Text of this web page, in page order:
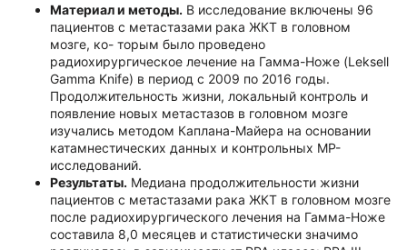
Материал и методы. В исследование включены 96
пациентов с метастазами рака ЖКТ в головном
мозге, ко- торым было проведено
радиохирургическое лечение на Гамма-Ноже (Leksell
Gamma Knife) в период с 2009 по 2016 годы.
Продолжительность жизни, локальный контроль и
появление новых метастазов в головном мозге
изучались методом Каплана-Майера на основании
катамнестических данных и контрольных МР-
исследований.
Результаты. Медиана продолжительности жизни
пациентов с метастазами рака ЖКТ в головном мозге
после радиохирургического лечения на Гамма-Ноже
составила 8,0 месяцев и статистически значимо